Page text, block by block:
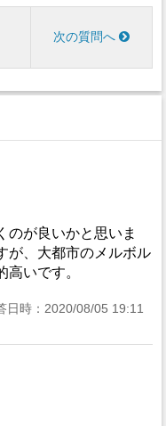
次の質問へ
のが良いかと思いま
が、大都市のメルボル
いです。
日時：2020/08/05 19:11